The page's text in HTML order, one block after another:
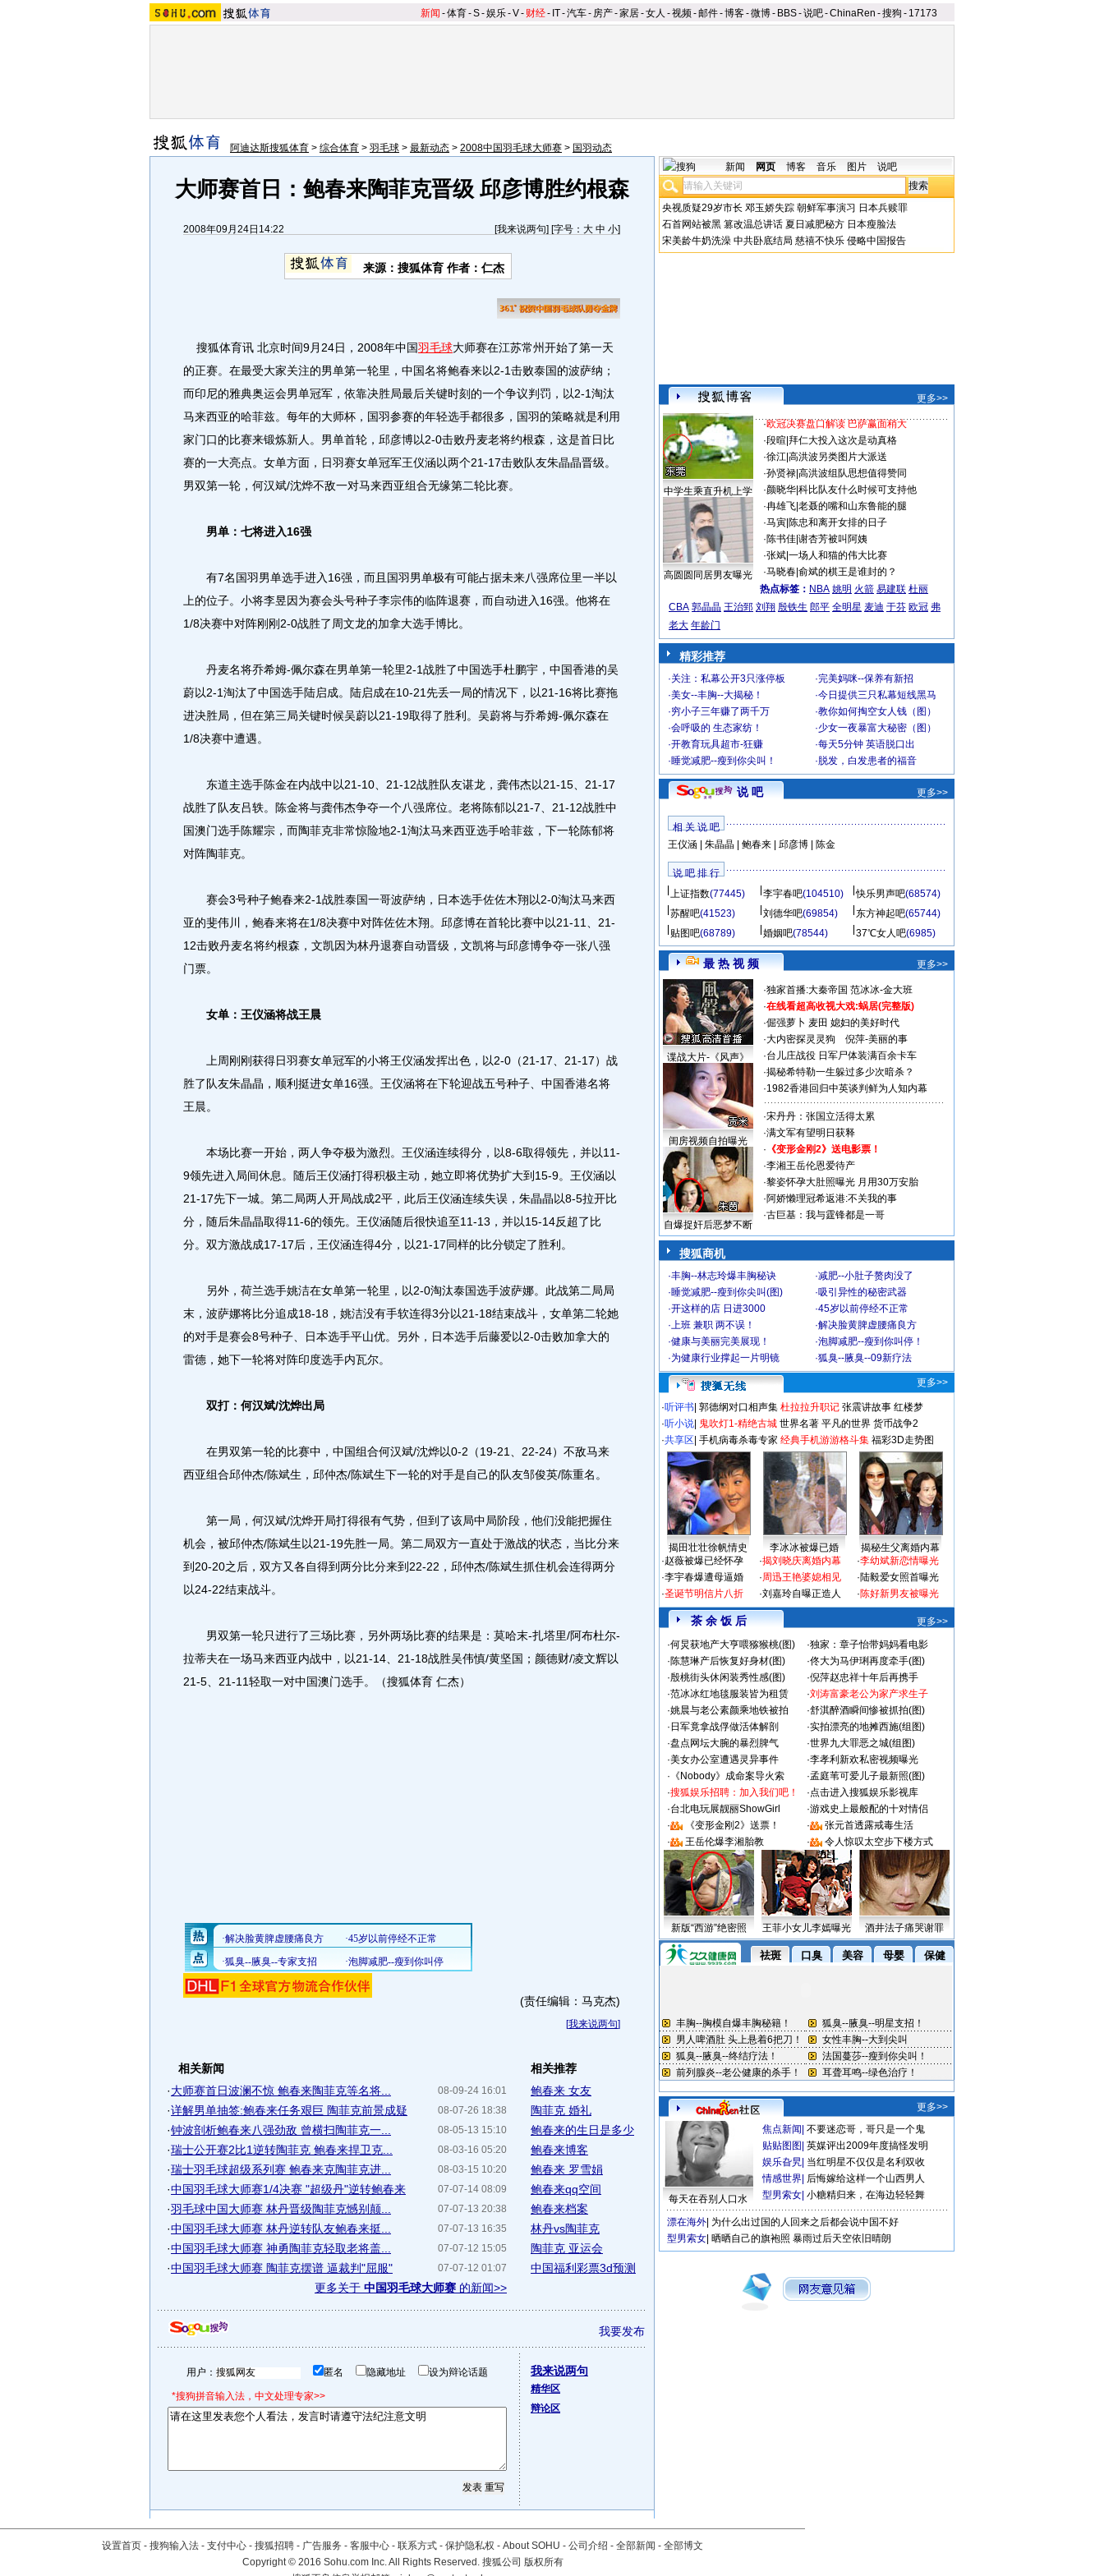
新闻 -体育-S-娱乐-V- 财经- IT-汽车- 房产-家居-女人 -视频-邮件-博客-微博- BBS-说吧-ChinaRen -搜狗 - 17173
阿迪达斯搜狐体育 > 综合体育 > 羽毛球 > 最新动态 > 2008中国羽毛球大师赛 > 国羽动态
大师赛首日：鲍春来陶菲克晋级 邱彦博胜约根森
2008年09月24日14:22 [我来说两句] [字号： 大 中 小]
来源：搜狐体育 作者：仁杰
搜狐体育讯 北京时间9月24日，2008年中国羽毛球大师赛在江苏常州开始了第一天
的正赛。在最受大家关注的男单第一轮里，中国名将鲍春来以2-1击败泰国的波萨纳；
而印尼的雅典奥运会男单冠军，依靠决胜局最后关键时刻的一个争议判罚，以2-1淘汰
马来西亚的哈菲兹。每年的大师杯，国羽参赛的年轻选手都很多，国羽的策略就是利用
家门口的比赛来锻炼新人。男单首轮，邱彦博以2-0击败丹麦老将约根森，这是首日比
赛的一大亮点。女单方面，日羽赛女单冠军王仪涵以两个21-17击败队友朱晶晶晋级。
男双第一轮，何汉斌/沈烨不敌一对马来西亚组合无缘第二轮比赛。
男单：七将进入16强
有7名国羽男单选手进入16强，而且国羽男单极有可能占据未来八强席位里一半以
上的位子。小将李昱因为赛会头号种子李宗伟的临阵退赛，而自动进入16强。他将在
1/8决赛中对阵刚刚2-0战胜了周文龙的加拿大选手博比。
丹麦名将乔希姆-佩尔森在男单第一轮里2-1战胜了中国选手杜鹏宇，中国香港的吴
蔚以2-1淘汰了中国选手陆启成。陆启成在10-21先丢一局的情况下，以21-16将比赛拖
进决胜局，但在第三局关键时候吴蔚以21-19取得了胜利。吴蔚将与乔希姆-佩尔森在
1/8决赛中遭遇。
东道主选手陈金在内战中以21-10、21-12战胜队友谌龙，龚伟杰以21-15、21-17
战胜了队友吕轶。陈金将与龚伟杰争夺一个八强席位。老将陈郁以21-7、21-12战胜中
国澳门选手陈耀宗，而陶菲克非常惊险地2-1淘汰马来西亚选手哈菲兹，下一轮陈郁将
对阵陶菲克。
赛会3号种子鲍春来2-1战胜泰国一哥波萨纳，日本选手佐佐木翔以2-0淘汰马来西
亚的斐伟川，鲍春来将在1/8决赛中对阵佐佐木翔。邱彦博在首轮比赛中以21-11、21-
12击败丹麦名将约根森，文凯因为林丹退赛自动晋级，文凯将与邱彦博争夺一张八强
门票。
女单：王仪涵将战王晨
上周刚刚获得日羽赛女单冠军的小将王仪涵发挥出色，以2-0（21-17、21-17）战
胜了队友朱晶晶，顺利挺进女单16强。王仪涵将在下轮迎战五号种子、中国香港名将
王晨。
本场比赛一开始，两人争夺极为激烈。王仪涵连续得分，以8-6取得领先，并以11-
9领先进入局间休息。随后王仪涵打得积极主动，她立即将优势扩大到15-9。王仪涵以
21-17先下一城。第二局两人开局战成2平，此后王仪涵连续失误，朱晶晶以8-5拉开比
分，随后朱晶晶取得11-6的领先。王仪涵随后很快追至11-13，并以15-14反超了比
分。双方激战成17-17后，王仪涵连得4分，以21-17同样的比分锁定了胜利。
另外，荷兰选手姚洁在女单第一轮里，以2-0淘汰泰国选手波萨娜。此战第二局局
末，波萨娜将比分追成18-18，姚洁没有手软连得3分以21-18结束战斗，女单第二轮她
的对手是赛会8号种子、日本选手平山优。另外，日本选手后藤爱以2-0击败加拿大的
雷德，她下一轮将对阵印度选手内瓦尔。
双打：何汉斌/沈烨出局
在男双第一轮的比赛中，中国组合何汉斌/沈烨以0-2（19-21、22-24）不敌马来
西亚组合邱仲杰/陈斌生，邱仲杰/陈斌生下一轮的对手是自己的队友邹俊英/陈重名。
第一局，何汉斌/沈烨开局打得很有气势，但到了该局中局阶段，他们没能把握住
机会，被邱仲杰/陈斌生以21-19先胜一局。第二局双方一直处于激战的状态，当比分来
到20-20之后，双方又各自得到两分比分来到22-22，邱仲杰/陈斌生抓住机会连得两分
以24-22结束战斗。
男双第一轮只进行了三场比赛，另外两场比赛的结果是：莫哈末-扎塔里/阿布杜尔-
拉蒂夫在一场马来西亚内战中，以21-14、21-18战胜吴伟慎/黄坚国；颜德财/凌文辉以
21-5、21-11轻取一对中国澳门选手。（搜狐体育 仁杰）
(责任编辑：马克杰)
[我来说两句]
相关新闻
08-09-24 16:01
·大师赛首日波澜不惊 鲍春来陶菲克等名将...
08-07-26 18:38
·详解男单抽签:鲍春来任务艰巨 陶菲克前景成疑
08-05-13 15:10
·钟波剖析鲍春来八强劲敌 曾横扫陶菲克一...
08-03-16 05:20
·瑞士公开赛2比1逆转陶菲克 鲍春来捍卫克...
08-03-15 10:20
·瑞士羽毛球超级系列赛 鲍春来克陶菲克进...
07-07-14 08:09
·中国羽毛球大师赛1/4决赛 "超级丹"逆转鲍春来
07-07-13 20:38
·羽毛球中国大师赛 林丹晋级陶菲克憾别颠...
07-07-13 16:35
·中国羽毛球大师赛 林丹逆转队友鲍春来挺...
07-07-12 15:05
·中国羽毛球大师赛 神勇陶菲克轻取老将盖...
07-07-12 01:07
·中国羽毛球大师赛 陶菲克摆谱 逼裁判"屈服"
更多关于 中国羽毛球大师赛 的新闻>>
相关推荐
鲍春来 女友
陶菲克 婚礼
鲍春来的生日是多少
鲍春来博客
鲍春来 罗雪娟
鲍春来qq空间
鲍春来档案
林丹vs陶菲克
陶菲克 亚运会
中国福利彩票3d预测
我要发布
用户： 匿名 隐藏地址 设为辩论话题
*搜狗拼音输入法，中文处理专家>>
我来说两句
精华区
辩论区
新闻 网页 博客 音乐 图片 说吧
央视质疑29岁市长 邓玉娇失踪 朝鲜军事演习 日本兵赎罪
石首网站被黑 篡改温总讲话 夏日减肥秘方 日本瘦脸法
宋美龄牛奶洗澡 中共卧底结局 慈禧不快乐 侵略中国报告
更多>>
中学生乘直升机上学
高圆圆同居男友曝光
·欧冠决赛盘口解读 巴萨赢面稍大
·段暄 拜仁大投入这次是动真格
·徐江| 高洪波另类图片大派送
·孙贤禄| 高洪波组队思想值得赞同
·颜晓华| 科比队友什么时候可支持他
·冉雄飞| 老聂的嘴和山东鲁能的腿
·马寅| 陈忠和离开女排的日子
·陈书佳| 谢杏芳被叫阿姨
·张斌| 一场人和猫的伟大比赛
·马晓春| 俞斌的棋王是谁封的？
热点标签： NBA 姚明 火箭 易建联 杜丽
CBA 郭晶晶 王治郅 刘翔 殷铁生 郎平 全明星 麦迪 于芬 欧冠 弗
老大 年龄门
精彩推荐
·关注：私幕公开3只涨停板 ·完美妈咪--保养有新招
·美女--丰胸--大揭秘！ ·今日提供三只私幕短线黑马
·穷小子三年赚了两千万 ·教你如何掏空女人钱（图）
·会呼吸的 生态家纺！ ·少女一夜暴富大秘密（图）
·开教育玩具超市-狂赚 ·每天5分钟 英语脱口出
·睡觉减肥--瘦到你尖叫！ · 脱发，白发患者的福音
说 吧 更多>>
相 关 说 吧
王仪涵| 朱晶晶| 鲍春来| 邱彦博| 陈金
说 吧 排 行
上证指数(77445) 李宇春吧(104510) 快乐男声吧(68574)
苏醒吧(41523) 刘德华吧(69854) 东方神起吧(65744)
贴图吧(68789) 婚姻吧(78544) 37℃女人吧(6985)
最 热 视 频 更多>>
谍战大片-《风声》
闺房视频自拍曝光
自爆捉奸后恶梦不断
·独家首播:大秦帝国 范冰冰-金大班
·在线看超高收视大戏:蜗居(完整版)
·倔强萝卜 麦田 媳妇的美好时代
·大内密探灵灵狗
倪萍-美丽的事
·台儿庄战役 日军尸体装满百余卡车
·揭秘希特勒一生躲过多少次暗杀？
·1982香港回归中英谈判鲜为人知内幕
·宋丹丹：张国立活得太累
·满文军有望明日获释
· 《变形金刚2》送电影票！
·李湘王岳伦恩爱待产
·黎姿怀孕大肚照曝光 月用30万安胎
·阿娇懒理冠希返港:不关我的事
·古巨基：我与霆锋都是一哥
搜狐商机
·丰胸--林志玲爆丰胸秘诀 ·减肥--小肚子赘肉没了
·睡觉减肥--瘦到你尖叫(图) ·吸引异性的秘密武器
·开这样的店 日进3000 ·45岁以前停经不正常
·上班 兼职 两不误！ ·解决脸黄脾虚腰痛良方
·健康与美丽完美展现！ ·泡脚减肥--瘦到你叫停！
·为健康行业撑起一片明镜 ·狐臭--腋臭--09新疗法
更多>>
·听评书 郭德纲对口相声集 杜拉拉升职记 张震讲故事 红楼梦
·听小说 鬼吹灯1-精绝古城 世界名著 平凡的世界 货币战争2
·共享区 手机病毒杀毒专家 经典手机游游格斗集 福彩3D走势图
揭田壮壮徐帆情史 李冰冰被爆已婚
揭秘生父离婚内幕
·赵薇被爆已经怀孕
·李宇春爆遭母逼婚
·圣诞节明信片八折
·揭刘晓庆离婚内幕
·周迅王艳婆媳相见
·刘嘉玲自曝正造人
·李幼斌新恋情曝光
·陆毅爱女照首曝光
·陈好新男友被曝光
茶 余 饭 后
更多>>
·何炅获地产大亨喂猕猴桃(图) ·独家：章子怡带妈妈看电影
·陈慧琳产后恢复好身材(图) ·佟大为马伊琍再度牵手(图)
·殷桃街头休闲装秀性感(图) ·倪萍赵忠祥十年后再携手
·范冰冰红地毯服装皆为租赁 ·刘涛富豪老公为家产求生子
·姚晨与老公素颜乘地铁被拍 ·舒淇醉酒瞬间惨被抓拍(图)
· 日军竟拿战俘做活体解剖 ·实拍漂亮的地摊西施(组图)
·盘点网坛大腕的暴烈脾气 ·世界九大罪恶之城(组图)
·美女办公室遭遇灵异事件 ·李孝利新欢私密视频曝光
· 《Nobody》成命案导火索 ·孟庭苇可爱儿子最新照(图)
·搜狐娱乐招聘：加入我们吧！ ·点击进入搜狐娱乐影视库
·台北电玩展靓丽ShowGirl ·游戏史上最般配的十对情侣
·
《变形金刚2》送票！ ·
张元首透露戒毒生活
·
王岳伦爆李湘胎教 · 令人惊叹太空步下楼方式
新版“西游”绝密照 王菲小女儿李嫣曝光 酒井法子痛哭谢罪
更多>>
每天在吞别人口水
焦点新闻 不要迷恋哥，哥只是一个鬼
贴贴图图 英媒评出2009年度搞怪发明
娱乐旮旯 当红明星不仅仅是名利双收
情感世界 后悔嫁给这样一个山西男人
型男索女 小糖精归来，在海边轻轻舞
漂在海外 为什么出过国的人回来之后都会说中国不好
型男索女 晒晒自己的旗袍照 暴雨过后天空依旧晴朗
设置首页 - 搜狗输入法 - 支付中心 - 搜狐招聘 - 广告服务 - 客服中心 - 联系方式 - 保护隐私权 - About SOHU - 公司介绍 - 全部新闻 - 全部博文
Copyright©2016 Sohu.com Inc. All Rights Reserved. 搜狐公司 版权所有